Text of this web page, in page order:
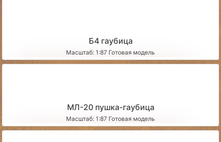
Б4 гаубица
Масштаб: 1:87 Готовая модель
МЛ-20 пушка-гаубица
Масштаб: 1:87 Готовая модель